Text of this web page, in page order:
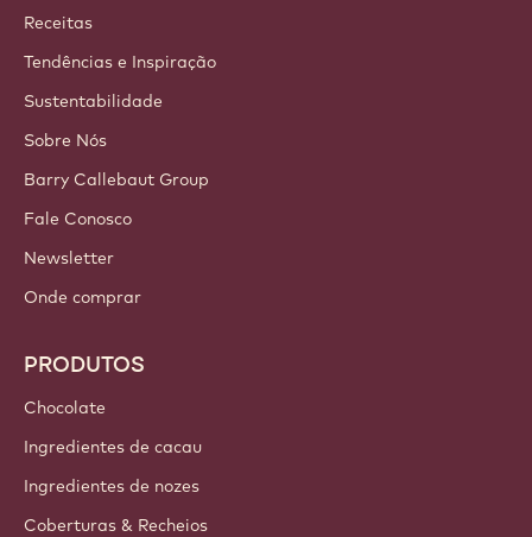
Callebaut
Receitas
Tendências e Inspiração
Sustentabilidade
Sobre Nós
Barry Callebaut Group
Fale Conosco
Newsletter
Onde comprar
PRODUTOS
Chocolate
Ingredientes de cacau
Ingredientes de nozes
Coberturas & Recheios